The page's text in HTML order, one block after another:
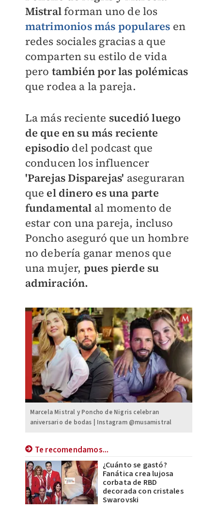
Mistralforman uno de los
matrimonios más populares en
redes sociales gracias a que
comparten su estilo de vida
pero también por las polémicas
que rodea a la pareja.
La más reciente sucedió luego
de que en su más reciente
episodio del podcast que
conducen los influencer
'Parejas Disparejas' aseguraran
que el dinero es una parte
fundamental al momento de
estar con una pareja, incluso
Poncho aseguró que un hombre
no debería ganar menos que
una mujer, pues pierde su
admiración.
Marcela Mistral y Poncho de Nigris celebran
aniversario de bodas | Instagram @musamistral
Te recomendamos...
¿Cuánto se gastó?
Fanática crea lujosa
corbata de RBD
decorada con cristales
Swarovski